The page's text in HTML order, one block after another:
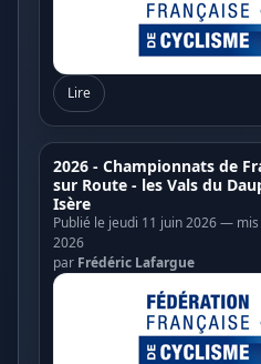
Lire
2026 - Championnats de
sur Route - les Vals du
Isère
Publié le jeudi 11 juin 2026 —
2026
par Frédéric Lafargue